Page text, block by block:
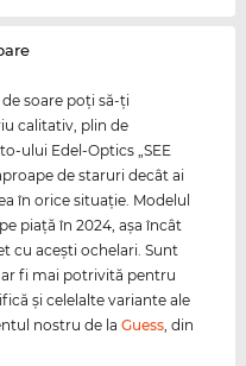
soare poţi să-ţi
calitativ, plin de
ului Edel-Optics „SEE
de staruri decât ai
în orice situaţie. Modelul
piaţă în 2024, aşa încât
cu aceşti ochelari. Sunt
fi mai potrivită pentru
şi celelalte variante ale
nostru de laGuess, din